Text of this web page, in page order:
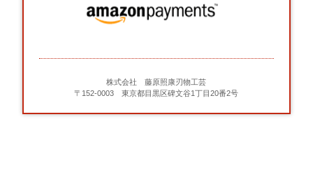
株式会社 藤原照康刃物工芸
〒152-0003 東京都目黒区碑文谷1丁目20番2号